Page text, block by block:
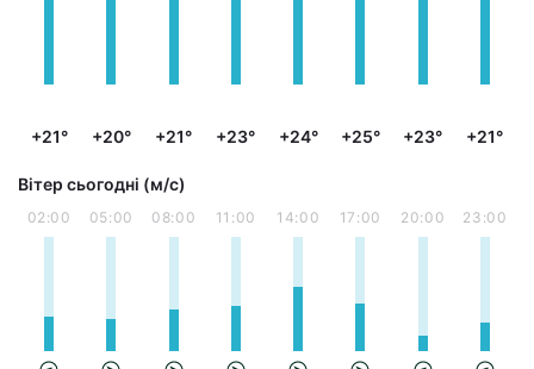
+21° +20° +21° +23° +24° +25° +23° +21°
Вітер сьогодні (м/с)
02:00 05:00 08:00 11:00 14:00 17:00 20:00 23:00